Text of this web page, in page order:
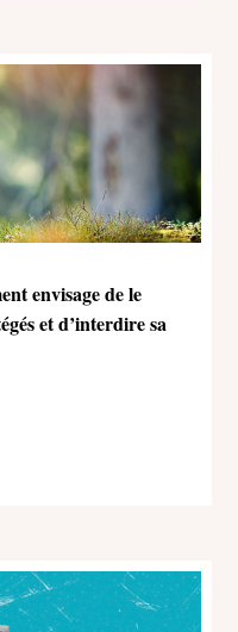
envisage de le
et d’interdire sa